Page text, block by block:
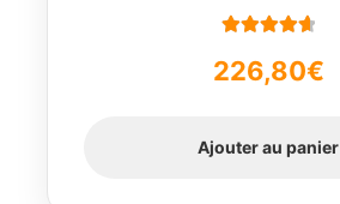
sur 5
226,80€
Ajouter au panier